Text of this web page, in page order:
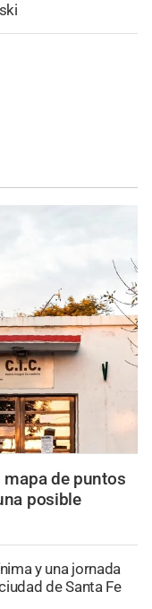
mapa de puntos
posible
y una jornada
de Santa Fe